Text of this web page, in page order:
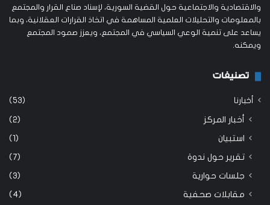
والاقتصادية والاجتماعية حول القضية السورية، لإسناد صناع القرار والمجتمع
بالمعلومات والتحليلات العلمية المساهمة في اتخاذ القرارات العقلانية، وبما
يساعد على تنمية الوعي السياسي في المجتمع، ويعزز صمود المجتمع
ويمكنه.
تصنيفات
أخبارنا (53)
أخبار المركز (2)
استبيان (1)
تقرير حول ندوة (7)
جلسات حوارية (3)
مقابلات صحفية (4)